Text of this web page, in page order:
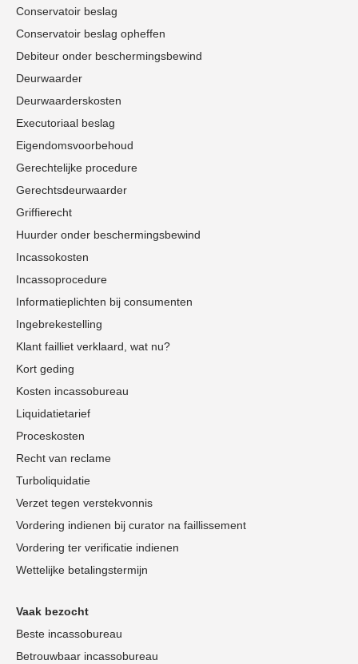
Conservatoir beslag
Conservatoir beslag opheffen
Debiteur onder beschermingsbewind
Deurwaarder
Deurwaarderskosten
Executoriaal beslag
Eigendomsvoorbehoud
Gerechtelijke procedure
Gerechtsdeurwaarder
Griffierecht
Huurder onder beschermingsbewind
Incassokosten
Incassoprocedure
Informatieplichten bij consumenten
Ingebrekestelling
Klant failliet verklaard, wat nu?
Kort geding
Kosten incassobureau
Liquidatietarief
Proceskosten
Recht van reclame
Turboliquidatie
Verzet tegen verstekvonnis
Vordering indienen bij curator na faillissement
Vordering ter verificatie indienen
Wettelijke betalingstermijn
Vaak bezocht
Beste incassobureau
Betrouwbaar incassobureau